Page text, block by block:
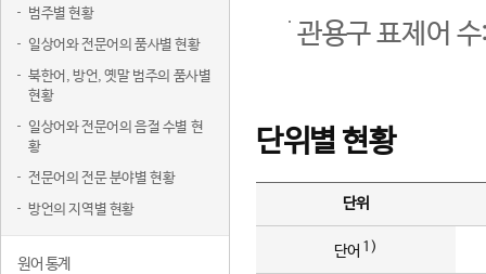
범주별 현황
일상어와 전문어의 품사별 현황
북한어, 방언, 옛말 범주의 품사별
현황
일상어와 전문어의 음절 수별 현
황
전문어의 전문 분야별 현황
방언의 지역별 현황
원어 통계
관용구 표제어
단위별 현황
단위
단어 1)